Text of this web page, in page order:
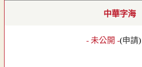
中華字海
- 未公開 -(申請)